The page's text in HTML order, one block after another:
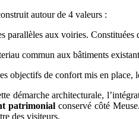
autour de 4 valeurs :
parallèles aux voiries. Constituées
commun aux bâtiments
objectifs de confort mis en place,
démarche architecturale,
patrimonialconservé côté
des visiteurs.